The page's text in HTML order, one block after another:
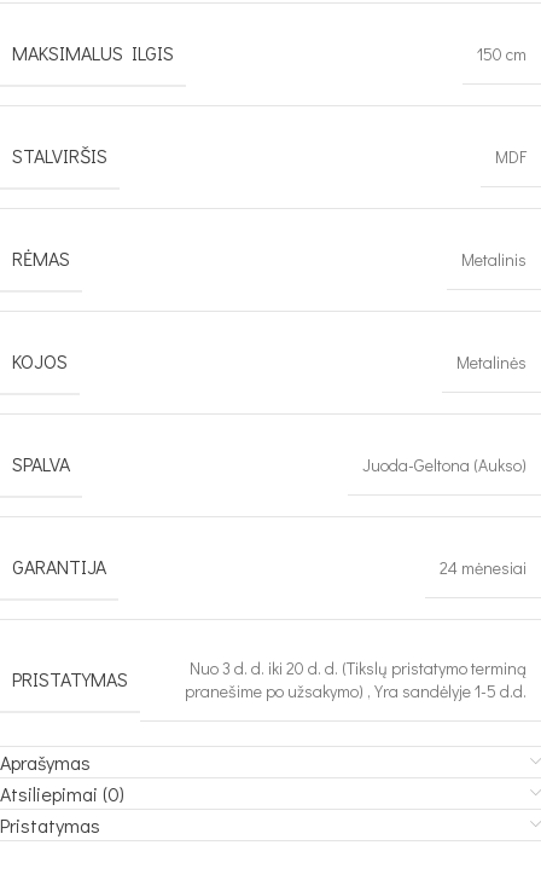
MAKSIMALUS ILGIS 150 cm
STALVIRŠIS MDF
RĖMAS Metalinis
KOJOS Metalinės
SPALVA Juoda-Geltona (Aukso)
GARANTIJA 24 mėnesiai
PRISTATYMAS
Nuo 3 d. d. iki 20 d. d. (Tikslų pristatymo terminą
pranešime po užsakymo) , Yra sandėlyje 1-5 d.d.
Aprašymas
Atsiliepimai (0)
Pristatymas